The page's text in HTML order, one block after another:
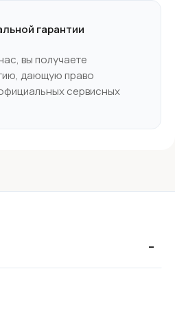
гарантии
вы получаете
дающую право
сервисных
-